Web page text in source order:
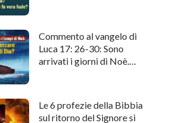
Commento al vangelo di
Luca 17: 26-30: Sono
arrivati i giorni di Noè.
Le 6 profezie della Bibbia
sul ritorno del Signore si